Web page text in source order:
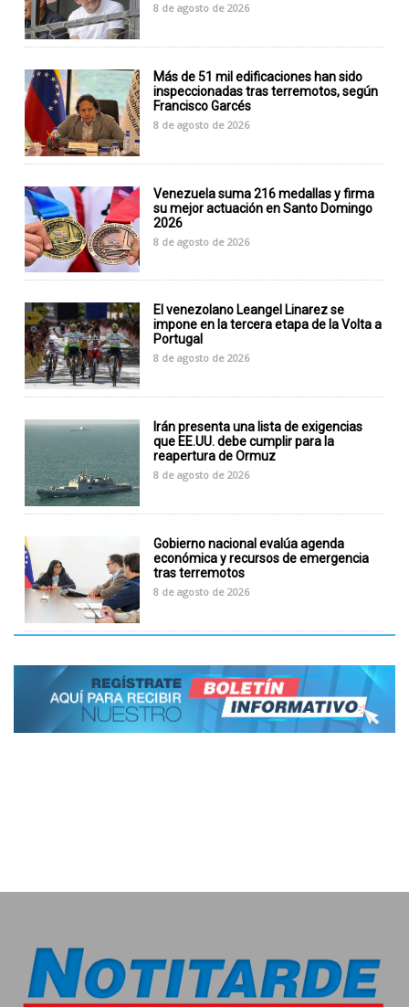
8 de agosto de 2026
Más de 51 mil edificaciones han sido
inspeccionadas tras terremotos, según
Francisco Garcés
8 de agosto de 2026
Venezuela suma 216 medallas y firma
su mejor actuación en Santo Domingo
2026
8 de agosto de 2026
El venezolano Leangel Linarez se
impone en la tercera etapa de la Volta a
Portugal
8 de agosto de 2026
Irán presenta una lista de exigencias
que EE.UU. debe cumplir para la
reapertura de Ormuz
8 de agosto de 2026
Gobierno nacional evalúa agenda
económica y recursos de emergencia
tras terremotos
8 de agosto de 2026